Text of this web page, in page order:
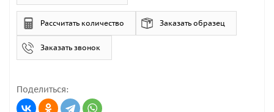
Рассчитать количество Заказать образец
Заказать звонок
Поделиться: